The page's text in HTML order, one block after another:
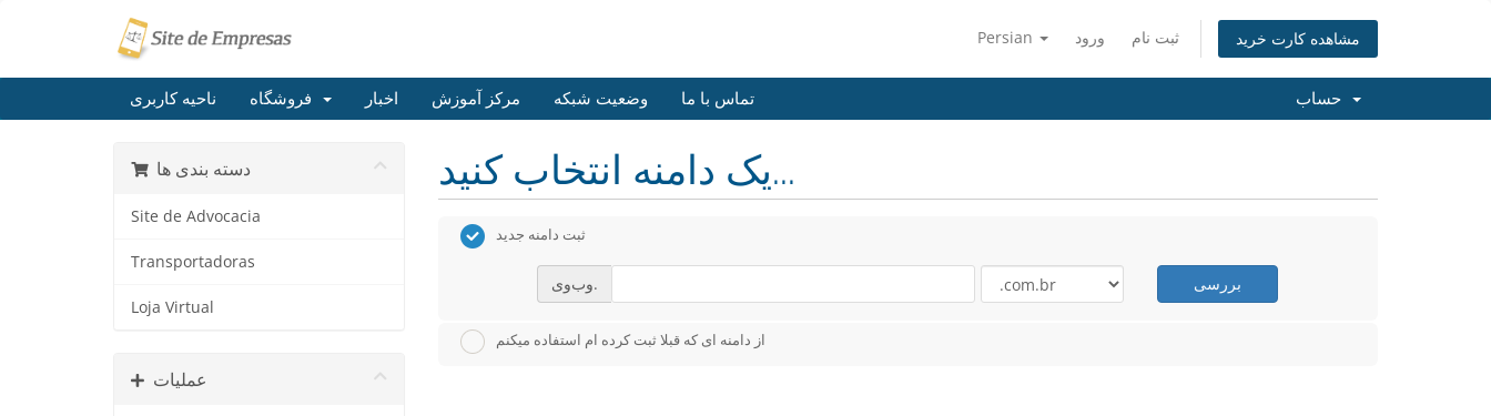
Persian ورود ثبت نام مشاهده کارت خرید
ناحیه کاربری اخبار مرکز آموزش وضعیت شبکه تماس با ما
دسته بندی ها
Site de Advocacia
Transportadoras
Loja Virtual
عملیات
یک دامنه انتخاب کنید...
ثبت دامنه جدید
وب‌وی. بررسی
از دامنه ای که قبلا ثبت کرده ام استفاده میکنم